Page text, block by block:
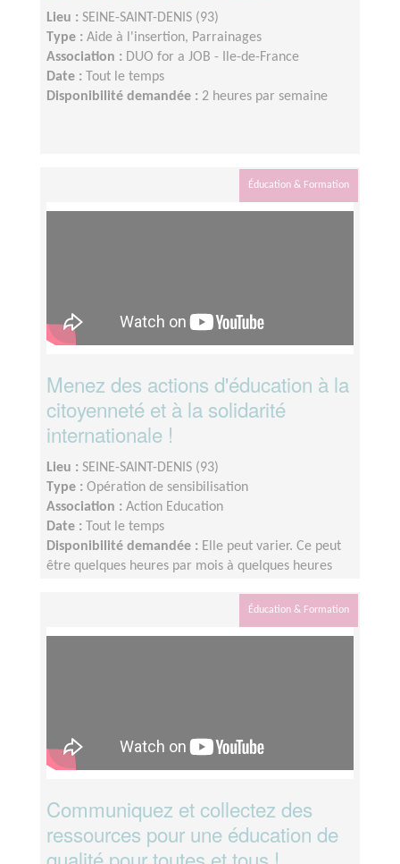
Lieu : SEINE-SAINT-DENIS (93)
Type : Aide à l'insertion, Parrainages
Association : DUO for a JOB - Ile-de-France
Date :
Tout le temps
Disponibilité demandée : 2 heures par semaine
Éducation & Formation
Menez des actions d'éducation à la
citoyenneté et à la solidarité
internationale !
Lieu : SEINE-SAINT-DENIS (93)
Type : Opération de sensibilisation
Association : Action Education
Date :
Tout le temps
Disponibilité demandée : Elle peut varier. Ce peut
être quelques heures par mois à quelques heures
Éducation & Formation
Communiquez et collectez des
ressources pour une éducation de